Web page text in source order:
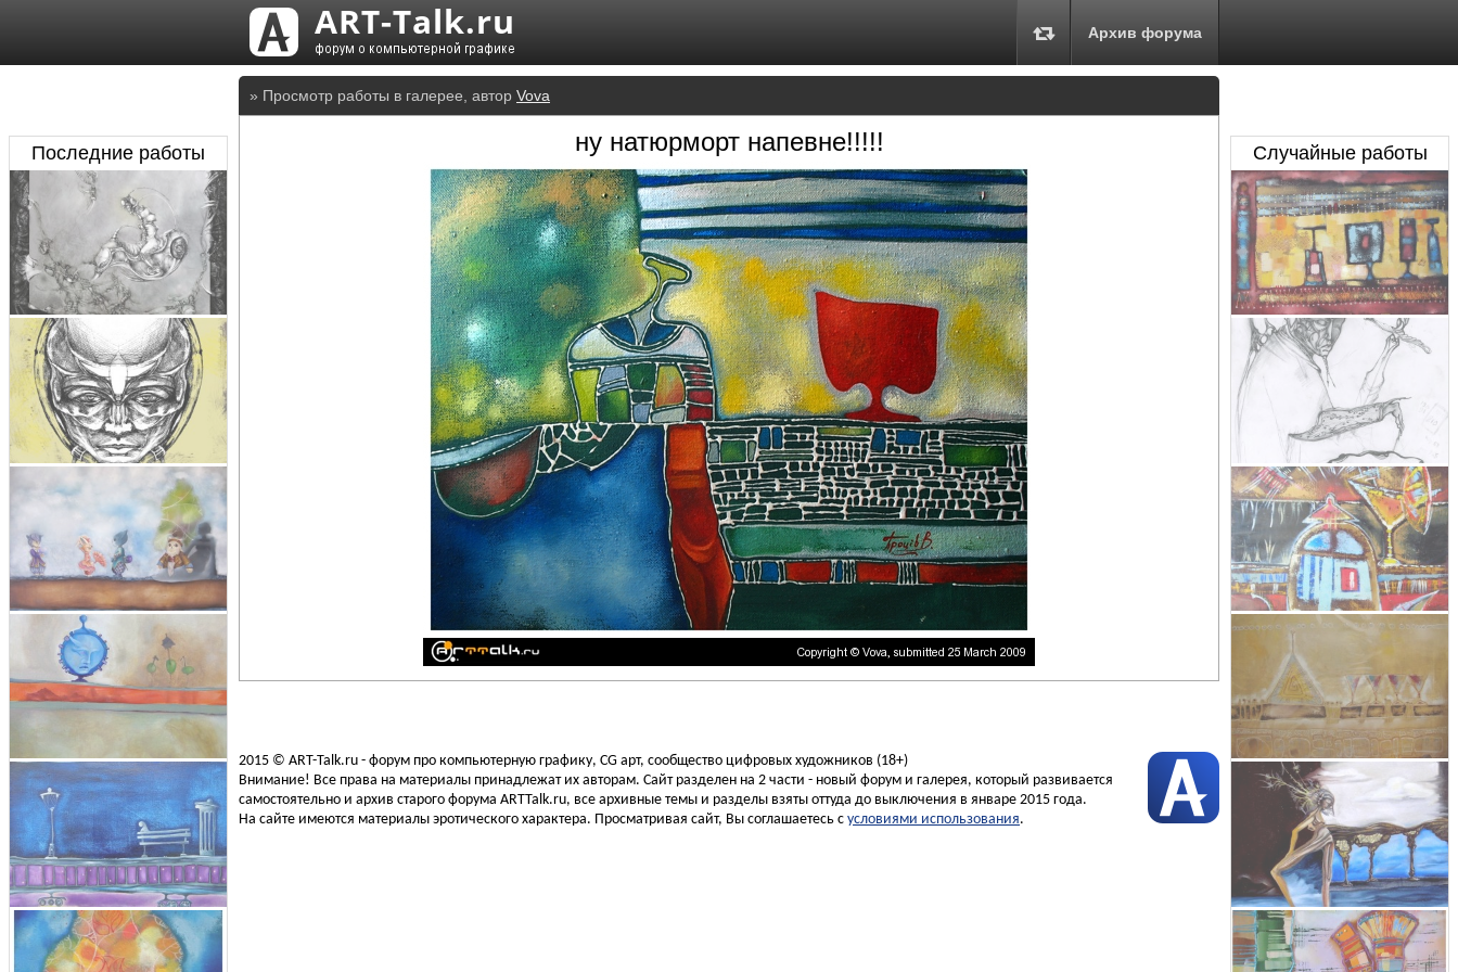
Архив форума
» Просмотр работы в галерее, автор Vova
ну натюрморт напевне!!!!!
Последние работы Случайные работы
2015 © ART-Talk.ru - форум про компьютерную графику, CG арт, сообщество цифровых художников (18+)
Внимание! Все права на материалы принадлежат их авторам. Сайт разделен на 2 части - новый форум и галерея, который развивается
самостоятельно и архив старого форума ARTTalk.ru, все архивные темы и разделы взяты оттуда до выключения в январе 2015 года.
На сайте имеются материалы эротического характера. Просматривая сайт, Вы соглашаетесь с условиями использования.